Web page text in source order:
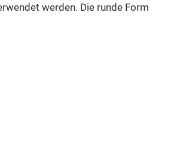
werden. Die runde Form